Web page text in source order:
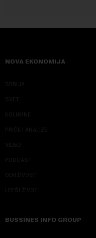
NOVA EKONOMIJA
SRBIJA
SVET
KOLUMNE
PRIČE I ANALIZE
VIDEO
PODCAST
ODRŽIVOST
LEPŠI ŽIVOT
BUSSINES INFO GROUP